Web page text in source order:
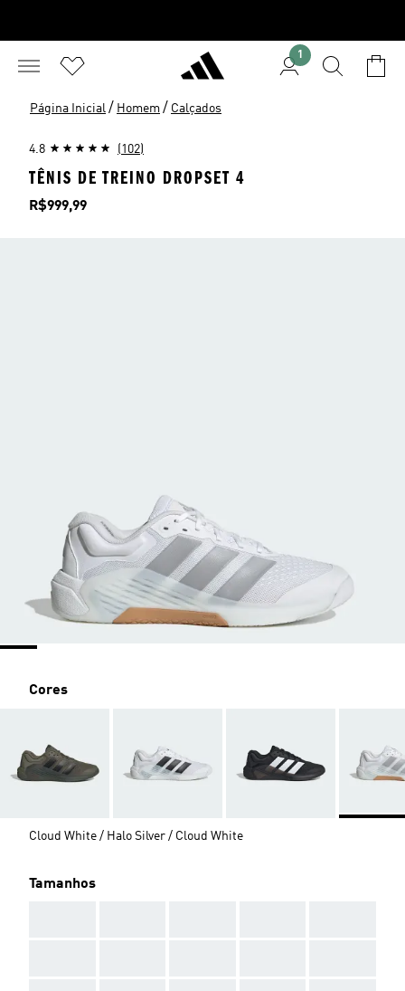
1
Página Inicial / Homem / Calçados
4.8 (102)
TÊNIS DE TREINO DROPSET 4
Preço
R$999,99
Cores
Cloud White / Halo Silver / Cloud White
Tamanhos